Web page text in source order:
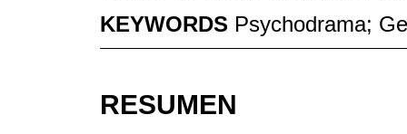
KEYWORDS Psychodrama;
RESUMEN